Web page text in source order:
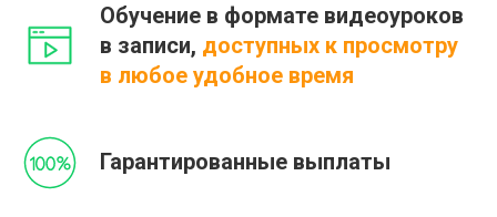
Обучение в формате видеоуроков
в записи, доступных к просмотру
в любое удобное время
Гарантированные выплаты